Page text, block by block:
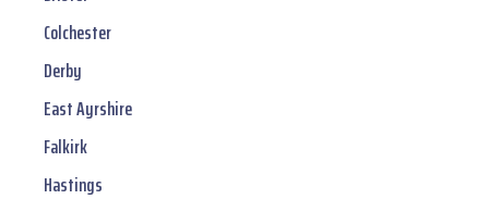
Colchester
Derby
East Ayrshire
Falkirk
Hastings